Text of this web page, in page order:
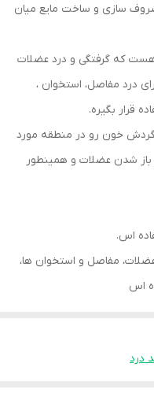
سازی و ساخت مایع میان
که گرفتگی و درد عضلات
درد مفاصل، استخوان ،
قرار بگیره.
گردش خون رو در منطقه مورد
باز شدن عضلات و همینطور
اس.
مفاصل و استخوان ها،
اس
درد